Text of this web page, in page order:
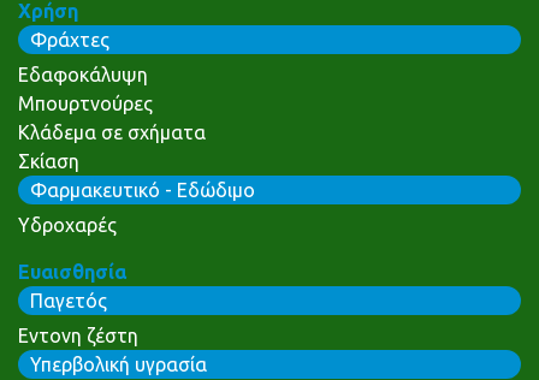
Χρήση
Φράχτες
Εδαφοκάλυψη
Μπουρτνούρες
Κλάδεμα σε σχήματα
Σκίαση
Φαρμακευτικό - Εδώδιμο
Υδροχαρές
Ευαισθησία
Παγετός
Εντονη ζέστη
Υπερβολική υγρασία